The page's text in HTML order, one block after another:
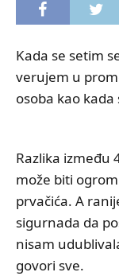
Kada se setim
verujem u
osoba kao
Razlika između
može biti
prvačića. A
sigurnada da
nisam
govori sve.